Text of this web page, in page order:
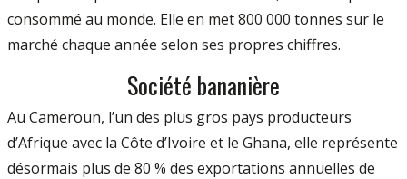
consommé au monde. Elle en met 800 000 tonnes sur le
marché chaque année selon ses propres chiffres.
Société bananière
Au Cameroun, l’un des plus gros pays producteurs
d’Afrique avec la Côte d’Ivoire et le Ghana, elle représente
désormais plus de 80 % des exportations annuelles de